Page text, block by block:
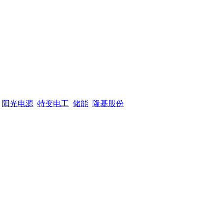
阳光电源 特变电工 储能 隆基股份